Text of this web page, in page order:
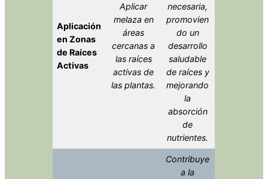
Aplicación
en Zonas
de Raíces
Activas
Aplicar
melaza en
áreas
cercanas a
las raíces
activas de
las plantas.
necesaria,
promovien
do un
desarrollo
saludable
de raíces y
mejorando
la
absorción
de
nutrientes.
Contribuye
a la